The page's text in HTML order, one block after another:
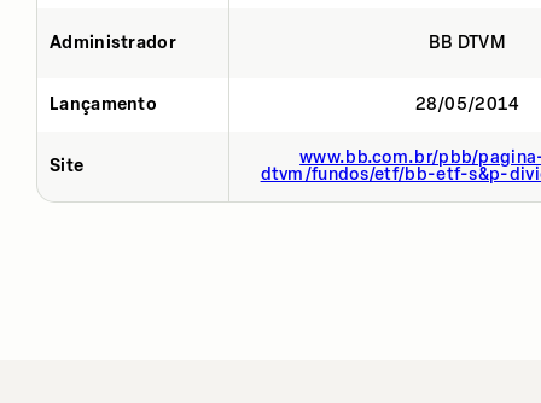
Administrador BB DTVM
Lançamento 28/05/2014
Site
www.bb.com.br/pbb/
dtvm/fundos/etf/bb-etf-s&p-